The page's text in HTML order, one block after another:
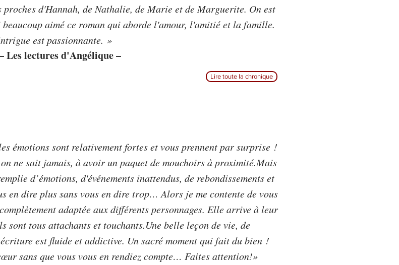
d'Hannah, de Nathalie, de Marie et de Marguerite. On est
aimé ce roman qui aborde l'amour, l'amitié et la famille.
est passionnante. »
Les lectures d'Angélique –
Lire toute la chronique
émotions sont relativement fortes et vous prennent par surprise !
ne sait jamais, à avoir un paquet de mouchoirs à proximité.Mais
d’émotions, d'événements inattendus, de rebondissements et
en dire plus sans vous en dire trop… Alors je me contente de vous
adaptée aux différents personnages. Elle arrive à leur
sont tous attachants et touchants.Une belle leçon de vie, de
est fluide et addictive. Un sacré moment qui fait du bien !
sans que vous vous en rendiez compte… Faites attention!»